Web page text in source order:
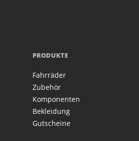
PRODUKTE
Fahrräder
Zubehör
Komponenten
Bekleidung
Gutscheine